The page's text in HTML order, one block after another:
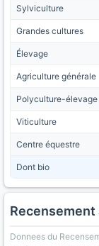
Sylviculture
Grandes cultures
Élevage
Agriculture générale
Polyculture-élevage
Viticulture
Centre équestre
Dont bio
Donnees du